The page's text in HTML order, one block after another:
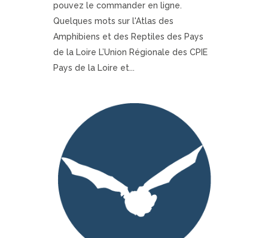
pouvez le commander en ligne.
Quelques mots sur l'Atlas des
Amphibiens et des Reptiles des Pays
de la Loire L’Union Régionale des CPIE
Pays de la Loire et...